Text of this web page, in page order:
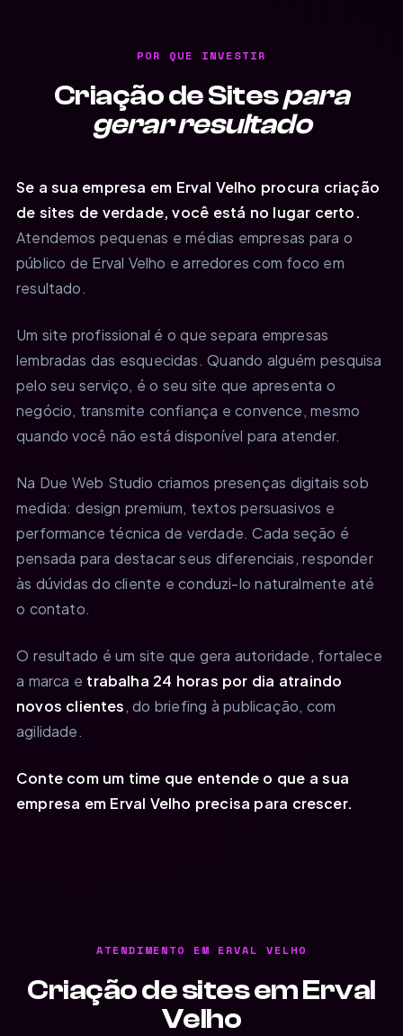
POR QUE INVESTIR
Criação de Sitespara
gerar resultado
Se a sua empresa em Erval Velho procura criação
de sites de verdade, você está no lugar certo.
Atendemos pequenas e médias empresas para o
público de Erval Velho e arredores com foco em
resultado.
Um site profissional é o que separa empresas
lembradas das esquecidas. Quando alguém pesquisa
pelo seu serviço, é o seu site que apresenta o
negócio, transmite confiança e convence, mesmo
quando você não está disponível para atender.
Na Due Web Studio criamos presenças digitais sob
medida: design premium, textos persuasivos e
performance técnica de verdade. Cada seção é
pensada para destacar seus diferenciais, responder
às dúvidas do cliente e conduzi-lo naturalmente até
o contato.
O resultado é um site que gera autoridade, fortalece
a marca e trabalha 24 horas por dia atraindo
novos clientes, do briefing à publicação, com
agilidade.
Conte com um time que entende o que a sua
empresa em Erval Velho precisa para crescer.
ATENDIMENTO EM ERVAL VELHO
Criação de sites em Erval
Velho